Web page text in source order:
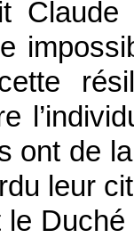
ont de
leur